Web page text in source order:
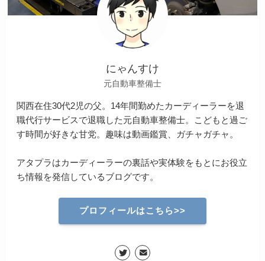
にゃんすけ
元自動車整備士
関西在住30代2児の父。14年間勤めたカーディーラーを退
職代行サービスで退職した元自動車整備士。こどもと過ご
す時間が好きな甘党。趣味は動画鑑賞、ガチャガチャ。
アタプラはカーディーラーの裏話や実体験をもとにお役立
ち情報を発信しているブログです。
プロフィールはこちら>>